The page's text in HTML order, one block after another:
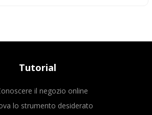
Tutorial
il negozio online
lo strumento desiderato